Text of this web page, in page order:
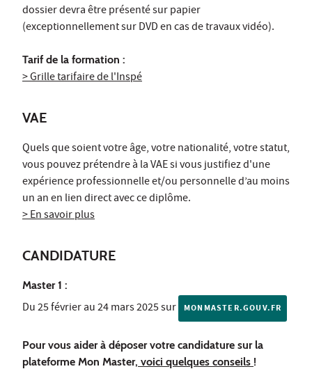
dossier devra être présenté sur papier
(exceptionnellement sur DVD en cas de travaux vidéo).
Tarif de la formation :
> Grille tarifaire de l'Inspé
VAE
Quels que soient votre âge, votre nationalité, votre statut,
vous pouvez prétendre à la VAE si vous justifiez d'une
expérience professionnelle et/ou personnelle d’au moins
un an en lien direct avec ce diplôme.
> En savoir plus
CANDIDATURE
Master 1 :
Du 25 février au 24 mars 2025 sur MONMASTER.GOUV.FR
Pour vous aider à déposer votre candidature sur la
plateforme Mon Master, voici quelques conseils !